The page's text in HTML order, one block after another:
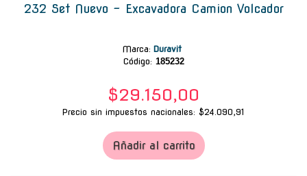
232 Set Nuevo - Excavadora Camion Volcador
Marca: Duravit
Código: 185232
$29.150,00
Precio sin impuestos nacionales: $24.090,91
Añadir al carrito